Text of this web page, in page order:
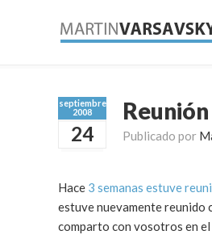
septiembre
2008
24 Publicado por
Hace 3 semanas estuve
estuve nuevamente reunido
comparto con vosotros en